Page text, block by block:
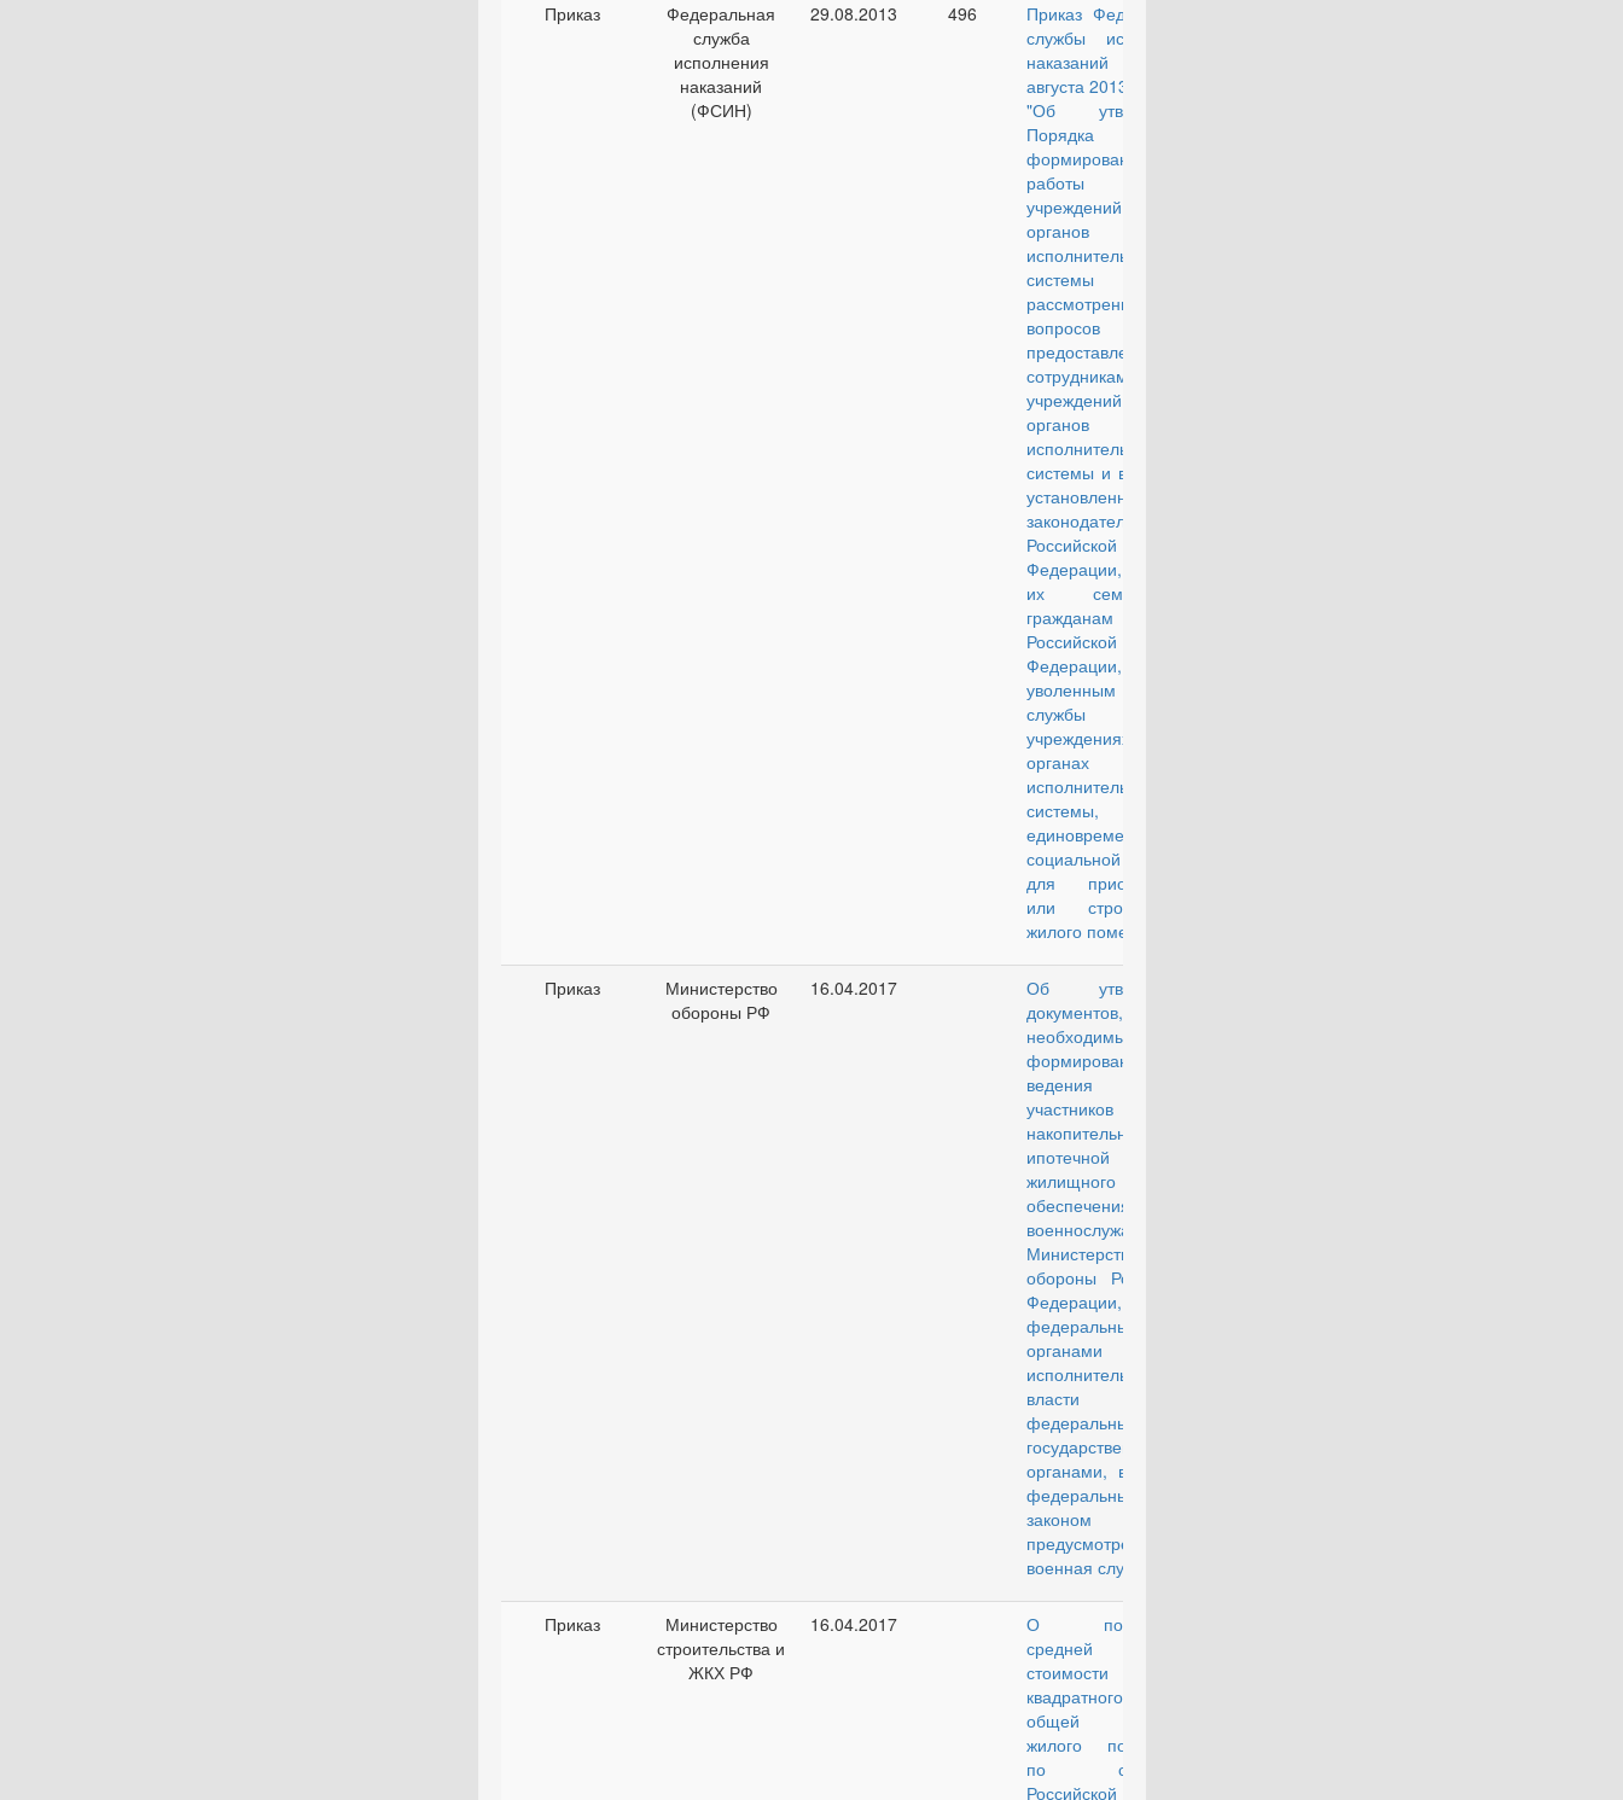
Приказ
Федеральная
служба
исполнения
наказаний
(ФСИН)
29.08.2013 496
Приказ Федеральной
службы исполнения
наказаний от 29
августа 2013 г. № 496
"Об утверждении
Порядка
формирования и
работы комиссий
учреждений и
органов уголовно-
исполнительной
системы по
рассмотрению
вопросов
предоставления
сотрудникам
учреждений и
органов уголовно-
исполнительной
системы и в случаях,
установленных
законодательством
Российской
Федерации, членам
их семей и
гражданам
Российской
Федерации,
уволенным со
службы в
учреждениях и
органах уголовно-
исполнительной
системы,
единовременной
социальной выплаты
для приобретения
или строительства
жилого помещения"
Приказ
Министерство
обороны РФ
16.04.2017
Об утверждении
документов,
необходимых для
формирования и
ведения реестра
участников
накопительно-
ипотечной системы
жилищного
обеспечения
военнослужащих
Министерством
обороны Российской
Федерации,
федеральными
органами
исполнительной
власти и
федеральными
государственными
органами, в которых
федеральным
законом
предусмотрена
военная служба
Приказ
Министерство
строительства и
ЖКХ РФ
16.04.2017
О показателях
средней рыночной
стоимости одного
квадратного метра
общей площади
жилого помещения
по субъектам
Российской